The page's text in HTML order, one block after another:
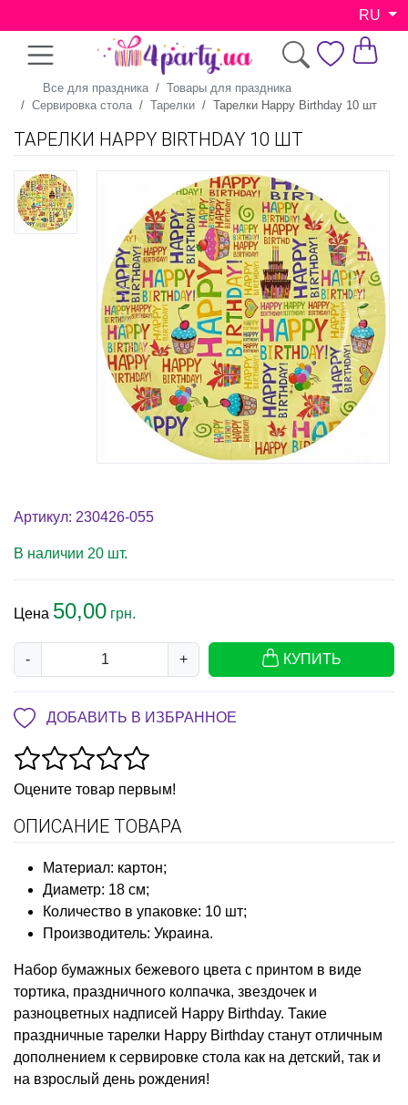
RU
Все для праздника
Товары для праздника
Сервировка стола
Тарелки Тарелки Happy Birthday 10 шт
ТАРЕЛКИ HAPPY BIRTHDAY 10 ШТ
Артикул: 230426-055
В наличии 20 шт.
Цена 50,00 грн.
- + КУПИТЬ
ДОБАВИТЬ В ИЗБРАННОЕ
Оцените товар первым!
ОПИСАНИЕ ТОВАРА
Материал: картон;
Диаметр: 18 см;
Количество в упаковке: 10 шт;
Производитель: Украина.
Набор бумажных бежевого цвета с принтом в виде
тортика, праздничного колпачка, звездочек и
разноцветных надписей Happy Birthday. Такие
праздничные тарелки Happy Birthday станут отличным
дополнением к сервировке стола как на детский, так и
на взрослый день рождения!